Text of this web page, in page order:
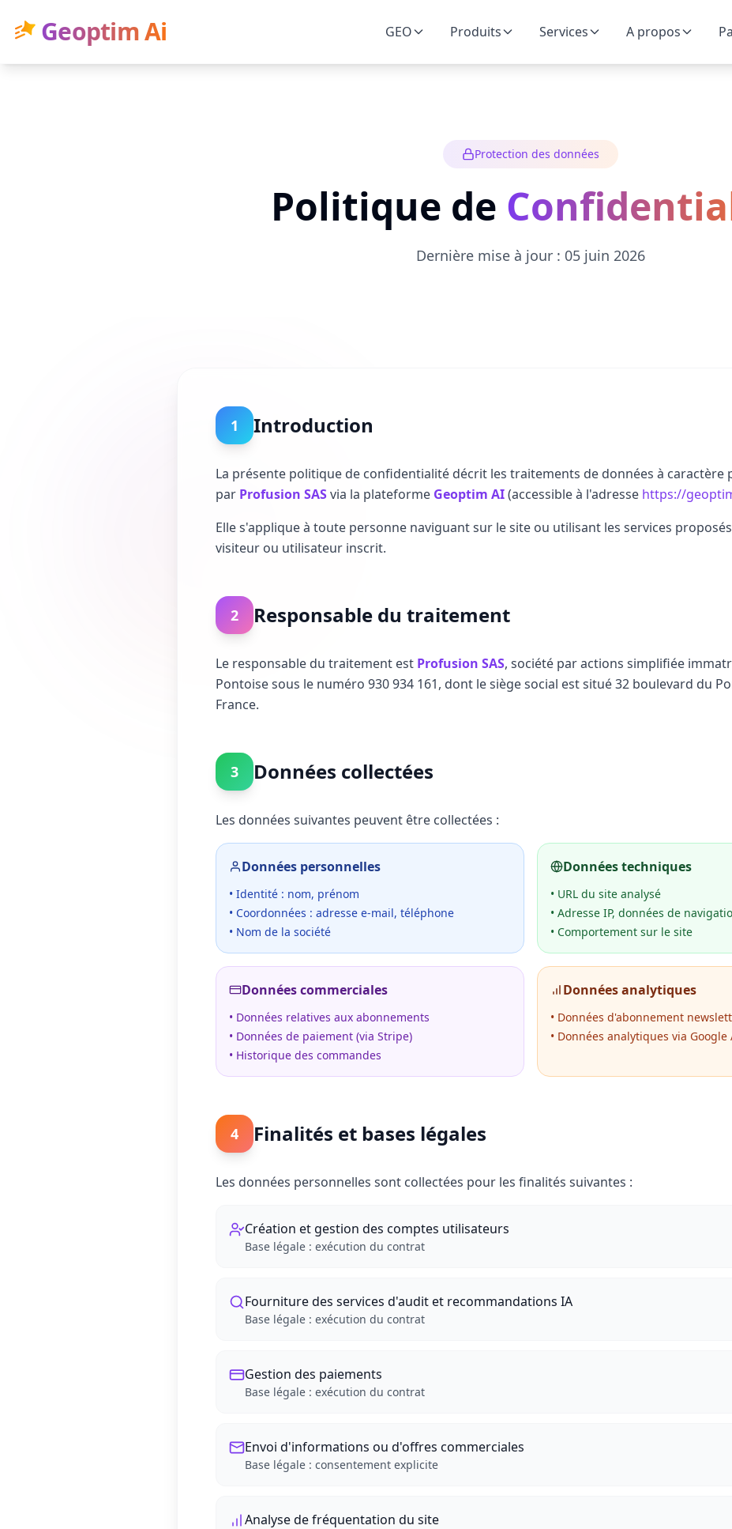
Geoptim Ai GEO Produits Services A propos
Protection des données
Politique de
Dernière mise à jour : 05 juin 2026
1 Introduction
La présente politique de confidentialité décrit les traitements de données à caractère
par Profusion SASvia la plateforme Geoptim AI(accessible à l'adresse https://
Elle s'applique à toute personne naviguant sur le site ou utilisant les services
visiteur ou utilisateur inscrit.
2 Responsable du traitement
Le responsable du traitement est Profusion SAS, société par actions simplifiée
Pontoise sous le numéro 930 934 161, dont le siège social est situé 32 boulevard du
France.
3 Données collectées
Les données suivantes peuvent être collectées :
Données personnelles
• Identité : nom, prénom
• Coordonnées : adresse e-mail, téléphone
• Nom de la société
Données techniques
• URL du site analysé
• Adresse IP, données de
• Comportement sur le site
Données commerciales
• Données relatives aux abonnements
• Données de paiement (via Stripe)
• Historique des commandes
Données analytiques
• Données d'abonnement
• Données analytiques via Google
4 Finalités et bases légales
Les données personnelles sont collectées pour les finalités suivantes :
Création et gestion des comptes utilisateurs
Base légale : exécution du contrat
Fourniture des services d'audit et recommandations IA
Base légale : exécution du contrat
Gestion des paiements
Base légale : exécution du contrat
Envoi d'informations ou d'offres commerciales
Base légale : consentement explicite
Analyse de fréquentation du site